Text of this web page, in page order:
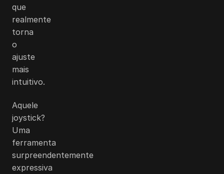
que
realmente
torna
o
ajuste
mais
intuitivo.
Aquele
joystick?
Uma
ferramenta
surpreendentemente
expressiva